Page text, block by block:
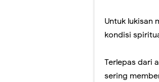
Untuk lukisan
kondisi
Terlepas dari
sering